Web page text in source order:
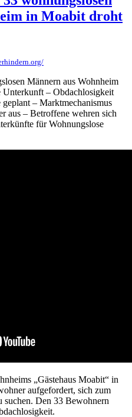
in Moabit droht
Männern aus Wohnheim
– Obdachlosigkeit
– Marktmechanismus
aus – Betroffene wehren sich
für Wohnungslose
„Gästehaus Moabit“ in
aufgefordert, sich zum
suchen. Den 33 Bewohnern